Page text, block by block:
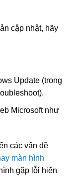
cập nhật, hãy
Update (trong
Microsoft như
các vấn đề
màn hình
gặp lỗi hiển